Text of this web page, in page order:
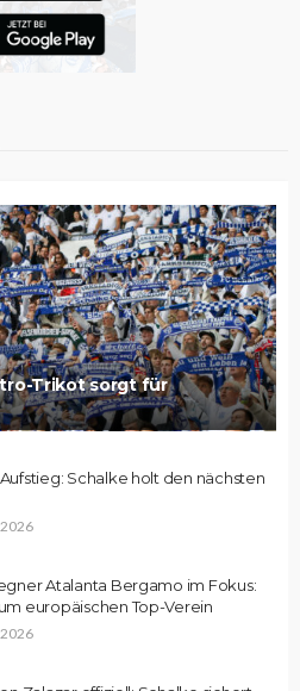
Trikot sorgt für
Schalke holt den nächsten
Atalanta Bergamo im Fokus:
europäischen Top-Verein